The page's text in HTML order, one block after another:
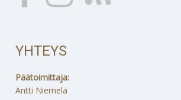
YHTEYS
Päätoimittaja:
Antti Niemelä